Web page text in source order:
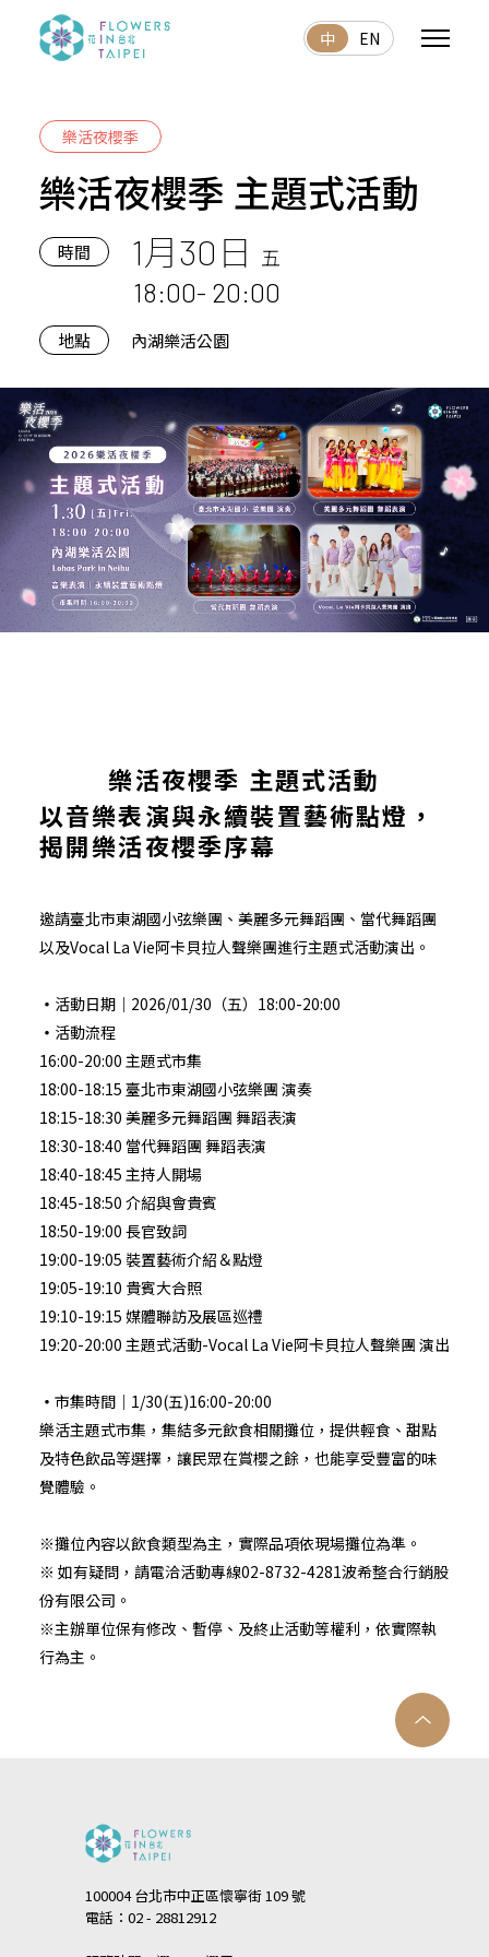
中 EN
樂活夜櫻季
樂活夜櫻季 主題式活動
時間 1月30日 五
18:00- 20:00
地點 內湖樂活公園
樂活夜櫻季 主題式活動
以音樂表演與永續裝置藝術點燈，
揭開樂活夜櫻季序幕
邀請臺北市東湖國小弦樂團、美麗多元舞蹈團、當代舞蹈團
以及Vocal La Vie阿卡貝拉人聲樂團進行主題式活動演出。
・ 活動日期｜2026/01/30（五）18:00-20:00
・ 活動流程
16:00-20:00 主題式市集
18:00-18:15 臺北市東湖國⼩弦樂團 演奏
18:15-18:30 美麗多元舞蹈團 舞蹈表演
18:30-18:40 當代舞蹈團 舞蹈表演
18:40-18:45 主持人開場
18:45-18:50 介紹與會貴賓
18:50-19:00 長官致詞
19:00-19:05 裝置藝術介紹＆點燈
19:05-19:10 貴賓大合照
19:10-19:15 媒體聯訪及展區巡禮
19:20-20:00 主題式活動-Vocal La Vie阿卡貝拉人聲樂團 演出
・ 市集時間｜1/30(五)16:00-20:00
樂活主題式市集，集結多元飲食相關攤位，提供輕食、甜點
及特色飲品等選擇，讓民眾在賞櫻之餘，也能享受豐富的味
覺體驗。
※攤位內容以飲食類型為主，實際品項依現場攤位為準。
※ 如有疑問，請電洽活動專線02-8732-4281波希整合行銷股
份有限公司。
※主辦單位保有修改、暫停、及終止活動等權利，依實際執
行為主。
100004 台北市中正區懷寧街 109 號
電話：02 - 28812912